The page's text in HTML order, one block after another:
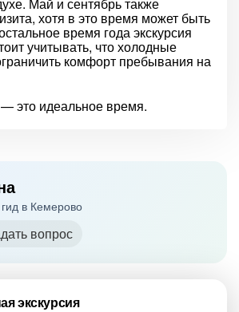
хотя в это время может быть
время года экскурсия
учитывать, что холодные
комфорт пребывания на
— это идеальное время.
в Кемерово
вопрос
экскурсия